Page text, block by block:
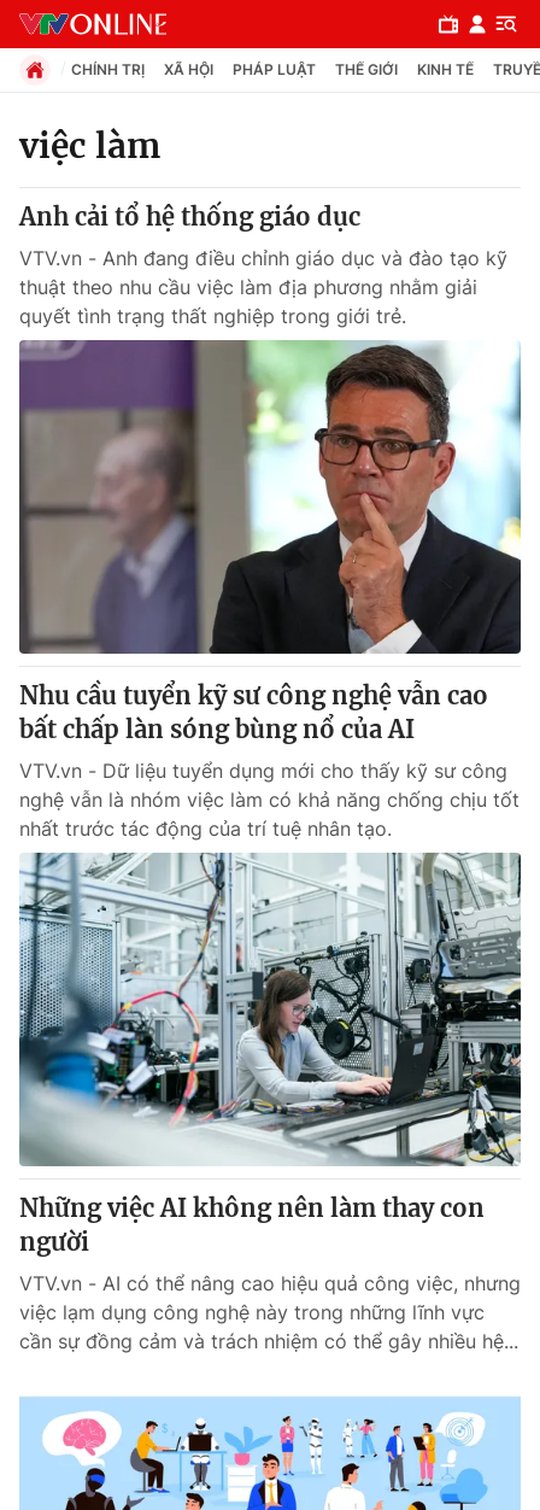
Chuyên mục
Xã hội
Thế giới
Câu chuyện quốc tế
Tài chính
Thị trường
Góc doanh nghiệp
Dữ liệu và đời sống
Truyền hình
Phim VTV
Hậu trường
Nhân vật
Khán giả
Giải sao mai
Giải trí
Điện ảnh
Âm nhạc
Sao
Đời sống
Du lịch
Làm đẹp
Chất lượng cuộc sống
Giáo dục
Tuyển sinh
Học trực tuyến
Công nghệ
Hitech Công nghệ tương lai
Sản phẩm
Thị trường
Tư vấn
Giao lưu trực tuyến
Lịch phát sóng
Chuyên mục khác
Emagazine Podcast
Photo Infographic
Video Shorts video
VTV Money VTV Thể thao
CHÍNH TRỊ XÃ HỘI PHÁP LUẬT THẾ GIỚI KINH TẾ
việc làm
Anh cải tổ hệ thống giáo dục
VTV.vn - Anh đang điều chỉnh giáo dục và đào tạo kỹ
thuật theo nhu cầu việc làm địa phương nhằm giải
quyết tình trạng thất nghiệp trong giới trẻ.
Nhu cầu tuyển kỹ sư công nghệ vẫn cao
bất chấp làn sóng bùng nổ của AI
VTV.vn - Dữ liệu tuyển dụng mới cho thấy kỹ sư công
nghệ vẫn là nhóm việc làm có khả năng chống chịu tốt
nhất trước tác động của trí tuệ nhân tạo.
Những việc AI không nên làm thay con
người
VTV.vn - AI có thể nâng cao hiệu quả công việc, nhưng
việc lạm dụng công nghệ này trong những lĩnh vực
cần sự đồng cảm và trách nhiệm có thể gây nhiều hệ...